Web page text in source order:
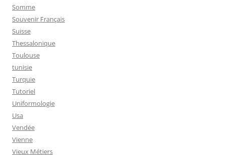
Somme
Souvenir Français
Suisse
Thessalonique
Toulouse
tunisie
Turquie
Tutoriel
Uniformologie
Usa
Vendée
Vienne
Vieux Métiers